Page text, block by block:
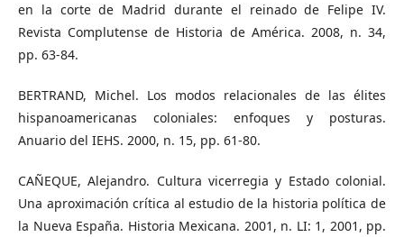
en la corte de Madrid durante el reinado de Felipe IV.
Revista Complutense de Historia de América. 2008, n. 34,
pp. 63-84.
BERTRAND, Michel. Los modos relacionales de las élites
hispanoamericanas coloniales: enfoques y posturas.
Anuario del IEHS. 2000, n. 15, pp. 61-80.
CAÑEQUE, Alejandro. Cultura vicerregia y Estado colonial.
Una aproximación crítica al estudio de la historia política de
la Nueva España. Historia Mexicana. 2001, n. LI: 1, 2001, pp.